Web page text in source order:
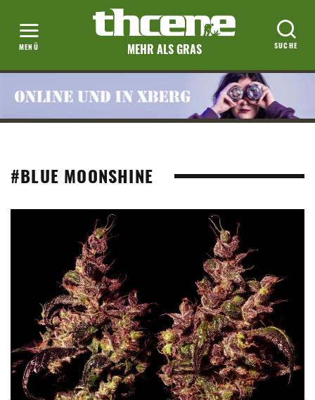
MEHR ALS GRAS
#BLUE MOONSHINE